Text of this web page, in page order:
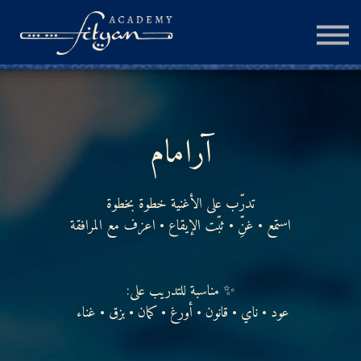
الجلسة الإستشارية
تسجيل الدخول
إنشاء حساب
آرامام
تدرّب على الأغنية خطوة بخطوة
استمع • غنِّ • ثبّت الإيقاع • اعزف مع المرافقة
✨ مناسبة للتدريب على:
عود • ناي • قانون • أورغ • كمان • بزق • غناء